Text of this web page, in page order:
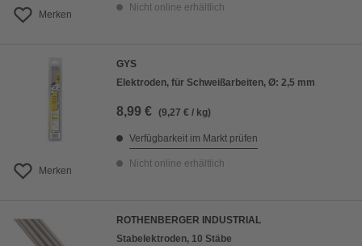
Merken
Nicht online erhältlich
Merken
GYS
Elektroden, für Schweißarbeiten, Ø: 2,5 mm
8,99 € (9,27 € / kg)
Verfügbarkeit im Markt prüfen
Nicht online erhältlich
ROTHENBERGER INDUSTRIAL
Stabelektroden, 10 Stäbe